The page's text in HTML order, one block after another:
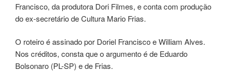
Francisco, da produtora Dori Filmes, e conta com produção
do ex-secretário de Cultura Mario Frias.
O roteiro é assinado por Doriel Francisco e William Alves.
Nos créditos, consta que o argumento é de Eduardo
Bolsonaro (PL-SP) e de Frias.